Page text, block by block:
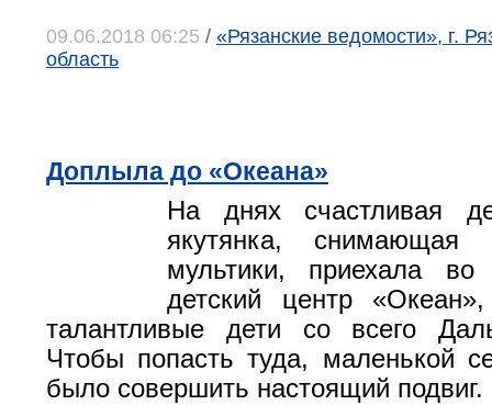
09.06.2018 06:25 / «Рязанские ведомости», г.
область
Доплыла до «Океана»
На днях счастливая
якутянка, снимающая
мультики, приехала во
детский центр
талантливые дети со всего
Чтобы попасть туда, маленькой
было совершить настоящий подвиг.